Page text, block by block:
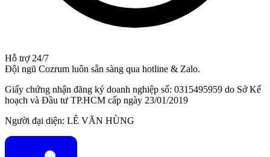
Hỗ trợ 24/7
Đội ngũ Cozrum luôn sẵn sàng qua hotline & Zalo.
Giấy chứng nhận đăng ký doanh nghiệp số: 0315495959 do Sở Kế
hoạch và Đầu tư TP.HCM cấp ngày 23/01/2019
Người đại diện: LÊ VĂN HÙNG